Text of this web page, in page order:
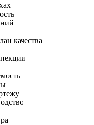
качества